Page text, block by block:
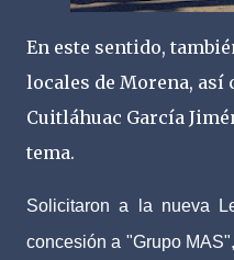
En este sentido,
locales de Morena, así
Cuitláhuac García
tema.
Solicitaron a la nueva
concesión a "Grupo